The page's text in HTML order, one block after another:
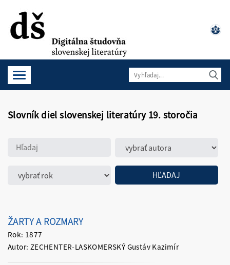
Slovník diel slovenskej literatúry 19. storočia
ŽARTY A ROZMARY
Rok: 1877
Autor: ZECHENTER-LASKOMERSKÝ Gustáv Kazimír